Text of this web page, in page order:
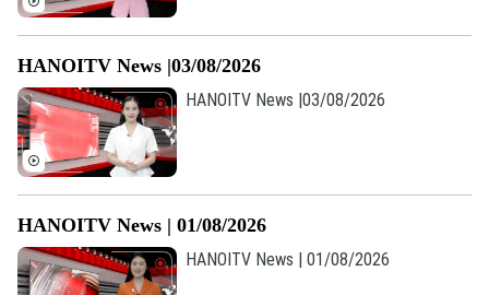
Theo dõi Hà Nội On
HANOITV News |03/08/2026
HANOITV News |03/08/2026
HANOITV News | 01/08/2026
HANOITV News | 01/08/2026